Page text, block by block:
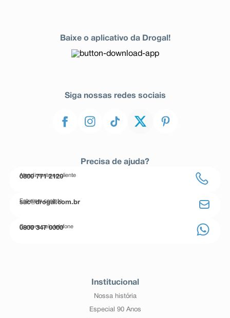
Baixe o aplicativo da Drogal!
Siga nossas redes sociais
Precisa de ajuda?
Atendimento ao cliente
0800 771 2120
Entre em contato
sac@drogal.com.br
Compre pelo telefone
0800 347 0000
Institucional
Nossa história
Especial 90 Anos